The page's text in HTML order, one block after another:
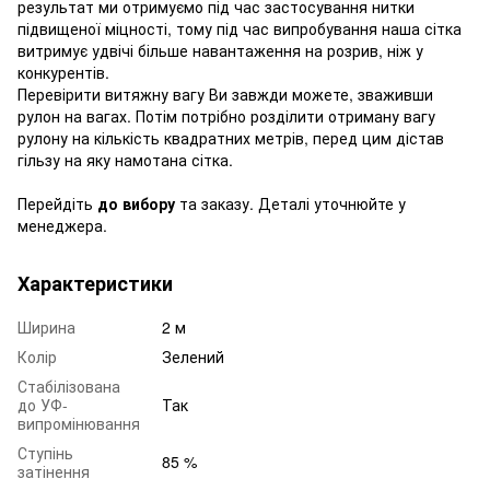
результат ми отримуємо під час застосування нитки
підвищеної міцності, тому під час випробування наша сітка
витримує удвічі більше навантаження на розрив, ніж у
конкурентів.
Перевірити витяжну вагу Ви завжди можете, зваживши
рулон на вагах. Потім потрібно розділити отриману вагу
рулону на кількість квадратних метрів, перед цим дістав
гільзу на яку намотана сітка.
Перейдіть до вибору та заказу. Деталі уточнюйте у
менеджера.
Характеристики
Ширина
2 м
Колір
Зелений
Стабілізована
до УФ-
випромінювання
Так
Ступінь
затінення
85 %